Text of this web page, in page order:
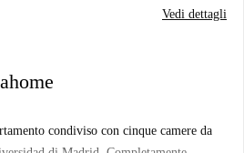
Vedi dettagli
condiviso con cinque camere da